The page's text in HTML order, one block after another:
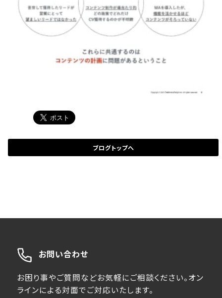
ブログトップへ
お問い合わせ
お困り事やご質問などお気軽にご相談ください。オン
ラインによる対面でご対応いたします。